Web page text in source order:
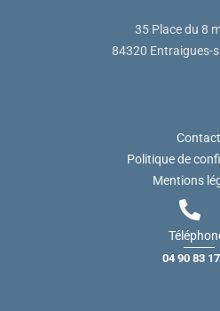
35 Place du 8
84320 Entraigues-
Contact
Politique de
Mentions
04 90 83